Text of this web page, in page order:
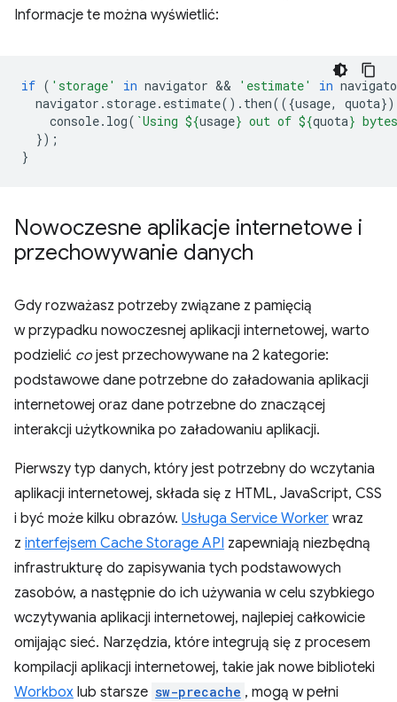
Informacje te można wyświetlić:
if ( 'storage' in navigator && 'estimate' in
navigator . storage. estimate(). then(({usage, quota})
console. log( `Using ${usage} out of ${quota}
});
}
Nowoczesne aplikacje internetowe i
przechowywanie danych
Gdy rozważasz potrzeby związane z pamięcią
w przypadku nowoczesnej aplikacji internetowej, warto
podzielić co jest przechowywane na 2 kategorie:
podstawowe dane potrzebne do załadowania aplikacji
internetowej oraz dane potrzebne do znaczącej
interakcji użytkownika po załadowaniu aplikacji.
Pierwszy typ danych, który jest potrzebny do wczytania
aplikacji internetowej, składa się z HTML, JavaScript, CSS
i być może kilku obrazów. Usługa Service Worker wraz
z interfejsem Cache Storage API zapewniają niezbędną
infrastrukturę do zapisywania tych podstawowych
zasobów, a następnie do ich używania w celu szybkiego
wczytywania aplikacji internetowej, najlepiej całkowicie
omijając sieć. Narzędzia, które integrują się z procesem
kompilacji aplikacji internetowej, takie jak nowe biblioteki
Workbox lub starsze sw-precache , mogą w pełni